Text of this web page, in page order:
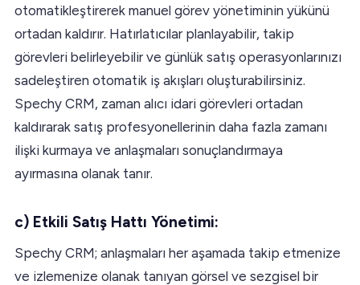
otomatikleştirerek manuel görev yönetiminin yükünü
ortadan kaldırır. Hatırlatıcılar planlayabilir, takip
görevleri belirleyebilir ve günlük satış operasyonlarınızı
sadeleştiren otomatik iş akışları oluşturabilirsiniz.
Spechy CRM, zaman alıcı idari görevleri ortadan
kaldırarak satış profesyonellerinin daha fazla zamanı
ilişki kurmaya ve anlaşmaları sonuçlandırmaya
ayırmasına olanak tanır.
c) Etkili Satış Hattı Yönetimi:
Spechy CRM; anlaşmaları her aşamada takip etmenize
ve izlemenize olanak tanıyan görsel ve sezgisel bir